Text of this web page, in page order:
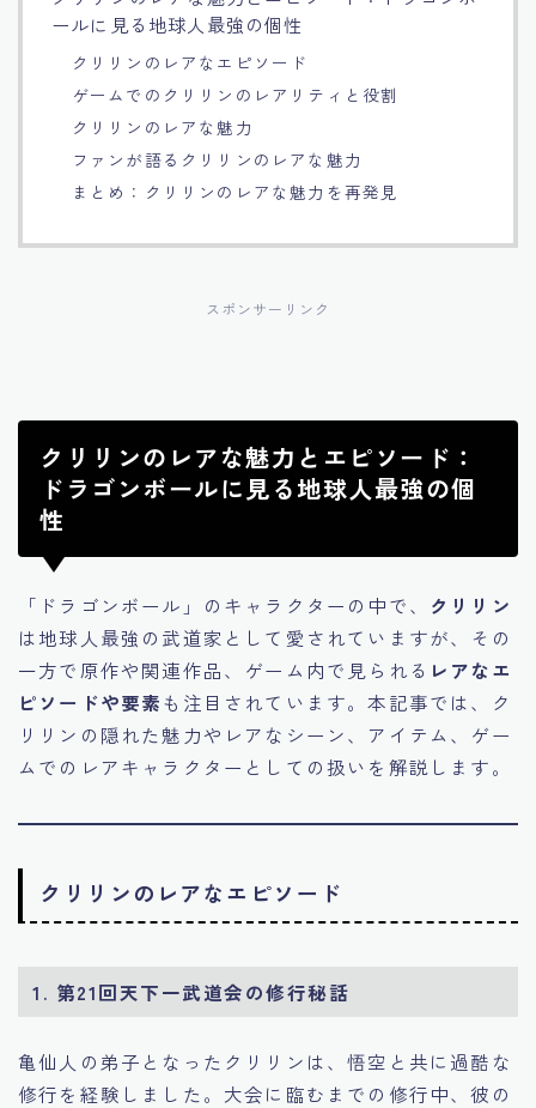
اللغة العربية
Français
Bahasa Indonesia
Português
ールに見る地球人最強の個性
クリリンのレアなエピソード
ゲームでのクリリンのレアリティと役割
クリリンのレアな魅力
ファンが語るクリリンのレアな魅力
まとめ：クリリンのレアな魅力を再発見
スポンサーリンク
クリリンのレアな魅力とエピソード：
ドラゴンボールに見る地球人最強の個
性
「ドラゴンボール」のキャラクターの中で、 クリリン
は地球人最強の武道家として愛されていますが、その
一方で原作や関連作品、ゲーム内で見られる レアなエ
ピソードや要素も注目されています。本記事では、ク
リリンの隠れた魅力やレアなシーン、アイテム、ゲー
ムでのレアキャラクターとしての扱いを解説します。
クリリンのレアなエピソード
1. 第21回天下一武道会の修行秘話
亀仙人の弟子となったクリリンは、悟空と共に過酷な
修行を経験しました。大会に臨むまでの修行中、彼の